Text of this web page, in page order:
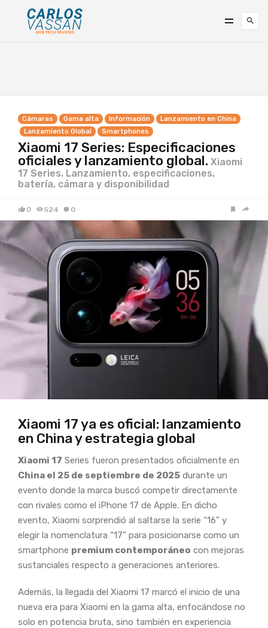
Cámaras Gama alta Información
Lanzamiento en China
Lanzamiento Global
Smartphones
Xiaomi 17 Series: Especificaciones
oficiales y lanzamiento global. Xiaomi
17 Series. Lanzamiento, especificaciones,
batería, cámara y disponibilidad
0 524 0
Xiaomi 17 ya es oficial: lanzamiento
en China y estrategia global
Xiaomi 17 Series fueron presentados oficialmente en
China el 25 de septiembre de 2025 durante un
evento donde la marca buscó competir directamente
con rivales como el iPhone 17 de Apple. En dicho
evento, Xiaomi sorprendió al saltarse la serie “16” y
elegir la nomenclatura “17” para posicionarse como un
smartphone premium contemporáneo con mejoras
sustanciales respecto a generaciones anteriores.
Además, la llegada del Xiaomi 17 marcó el inicio de una
nueva era para Xiaomi en la gama alta, enfocándose no
solo en potencia bruta, sino también en experiencia